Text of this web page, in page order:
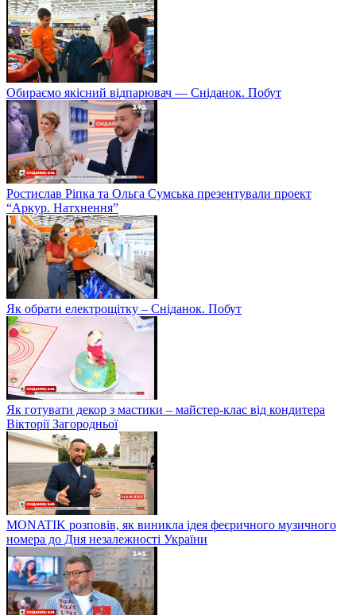
Обираємо якісний відпарювач — Сніданок. Побут
Ростислав Ріпка та Ольга Сумська презентували проект
“Аркур. Натхнення”
Як обрати електрощітку – Сніданок. Побут
Як готувати декор з мастики – майстер-клас від кондитера
Вікторії Загородньої
MONATIK розповів, як виникла ідея феєричного музичного
номера до Дня незалежності України